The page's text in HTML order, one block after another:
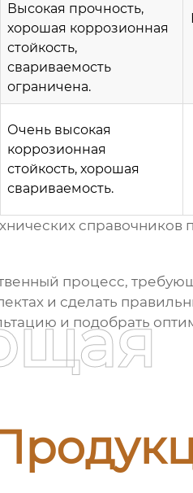
Высокая прочность,
хорошая коррозионная
стойкость,
свариваемость
ограничена.
Очень высокая
коррозионная
стойкость, хорошая
свариваемость.
процесс,
и сделать
и подобрать